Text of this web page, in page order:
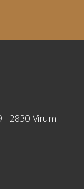
2830 Virum